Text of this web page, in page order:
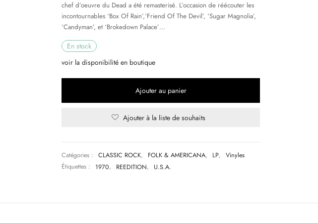
chef d’oeuvre du Dead a été remasterisé. L’occasion de réécouter les
incontournables ‘Box Of Rain’,‘Friend Of The Devil’, ‘Sugar Magnolia’,
‘Candyman’, et ‘Brokedown Palace’…
En stock
voir la disponibilité en boutique
Ajouter au panier
Ajouter à la liste de souhaits
Catégories : CLASSIC ROCK, FOLK & AMERICANA, LP,
Vinyles
Étiquettes :
1970, REEDITION, U.S.A.